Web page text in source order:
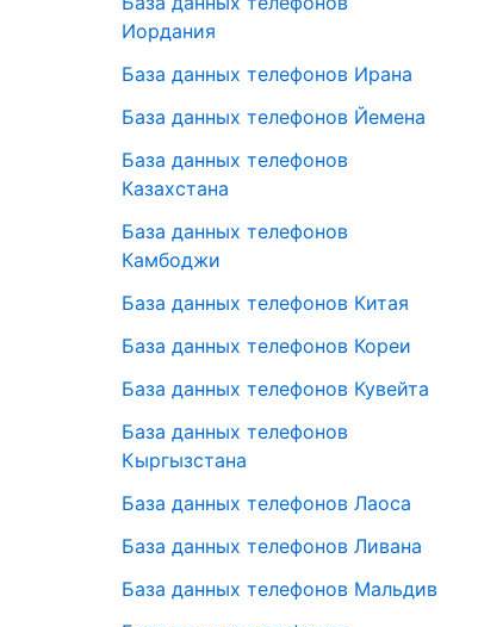
Иордания
База данных телефонов Ирана
База данных телефонов Йемена
База данных телефонов
Казахстана
База данных телефонов
Камбоджи
База данных телефонов Китая
База данных телефонов Кореи
База данных телефонов Кувейта
База данных телефонов
Кыргызстана
База данных телефонов Лаоса
База данных телефонов Ливана
База данных телефонов Мальдив